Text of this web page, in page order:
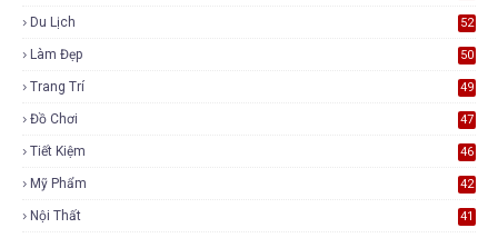
Du Lịch 52
Làm Đẹp 50
Trang Trí 49
Đồ Chơi 47
Tiết Kiệm 46
Mỹ Phẩm 42
Nội Thất 41